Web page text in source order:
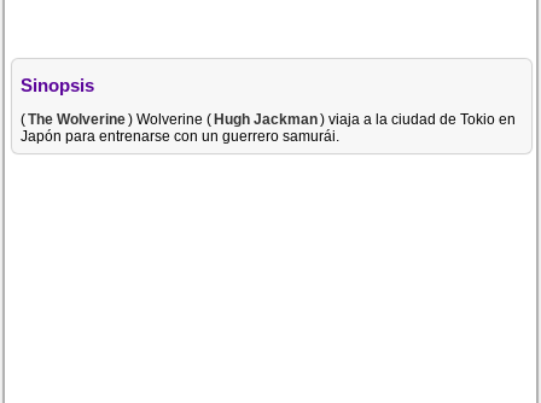
Sinopsis
(The Wolverine) Wolverine (Hugh Jackman) viaja a la ciudad de Tokio en
Japón para entrenarse con un guerrero samurái.